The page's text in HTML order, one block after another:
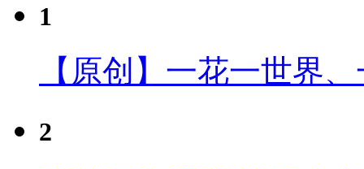
1
【原创】一花一世界
2